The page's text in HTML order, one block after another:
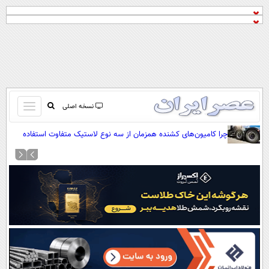
نسخه اصلی
باز
و
بسته
کردن
صفحه اول
آرشیو
نظرسنجی
آب و هوا
اوقات شرعی
سواد زندگی
چرا کامیون‌های کشنده همزمان از سه نوع لاستیک متفاوت استفاده